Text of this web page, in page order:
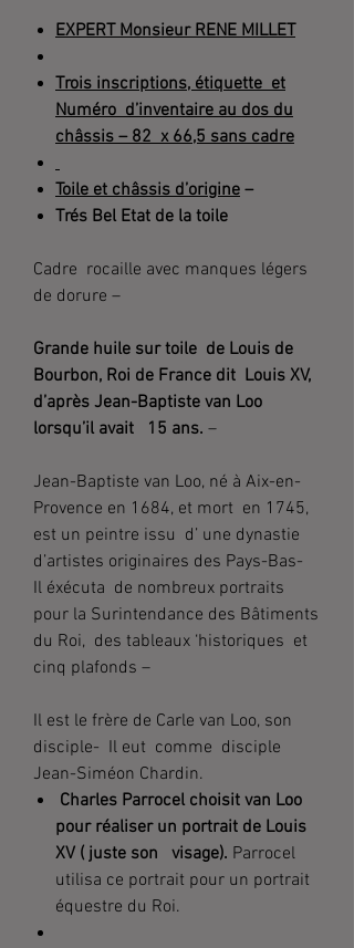
EXPERT Monsieur RENE MILLET
Trois inscriptions, étiquette et
Numéro d’inventaire au dos du
châssis – 82 x 66,5 sans cadre
Toile et châssis d’origine –
Trés Bel Etat de la toile
Cadre rocaille avec manques légers
de dorure –
Grande huile sur toile de Louis de
Bourbon, Roi de France dit Louis XV,
d’après Jean-Baptiste van Loo
lorsqu’il avait 15 ans. –
Jean-Baptiste van Loo, né à Aix-en-
Provence en 1684, et mort en 1745,
est un peintre issu d’ une dynastie
d’artistes originaires des Pays-Bas-
Il éxécuta de nombreux portraits
pour la Surintendance des Bâtiments
du Roi, des tableaux ‘historiques et
cinq plafonds –
Il est le frère de Carle van Loo, son
disciple- Il eut comme disciple
Jean-Siméon Chardin.
Charles Parrocel choisit van Loo
pour réaliser un portrait de Louis
XV ( juste son visage). Parrocel
utilisa ce portrait pour un portrait
équestre du Roi.